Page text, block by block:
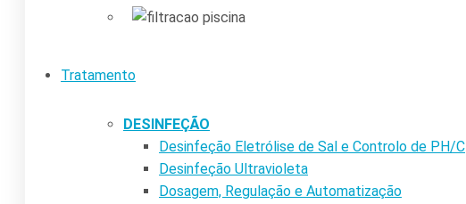
Tratamento
DESINFEÇÃO
Desinfeção Eletrólise de Sal e Controlo de PH/C
Desinfeção Ultravioleta
Dosagem, Regulação e Automatização